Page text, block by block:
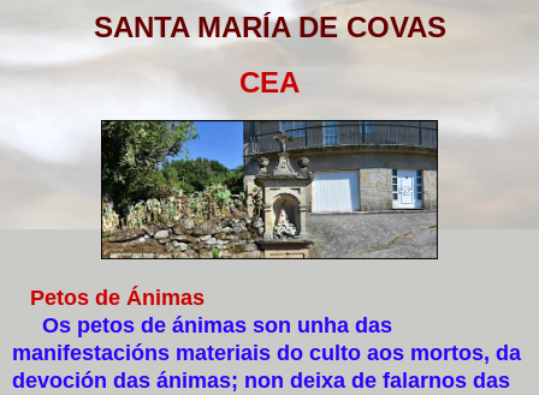
SANTA MARÍA DE COVAS
CEA
Petos de Ánimas
Os petos de ánimas son unha das
manifestacións materiais do culto aos mortos, da
devoción das ánimas; non deixa de falarnos das